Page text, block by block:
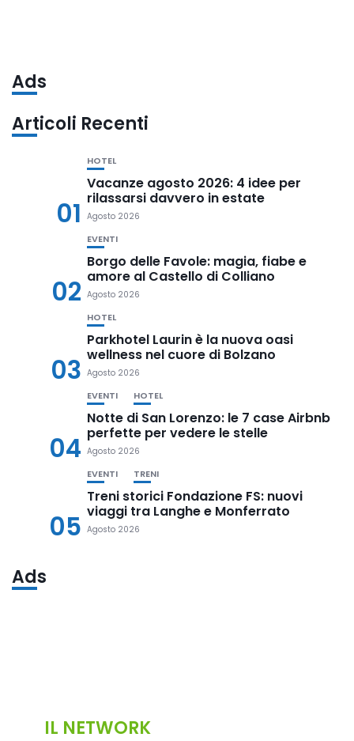
Ads
Articoli Recenti
01
HOTEL
Vacanze agosto 2026: 4 idee per
rilassarsi davvero in estate
Agosto 2026
02
EVENTI
Borgo delle Favole: magia, fiabe e
amore al Castello di Colliano
Agosto 2026
03
HOTEL
Parkhotel Laurin è la nuova oasi
wellness nel cuore di Bolzano
Agosto 2026
04
EVENTI HOTEL
Notte di San Lorenzo: le 7 case Airbnb
perfette per vedere le stelle
Agosto 2026
05
EVENTI TRENI
Treni storici Fondazione FS: nuovi
viaggi tra Langhe e Monferrato
Agosto 2026
Ads
IL NETWORK